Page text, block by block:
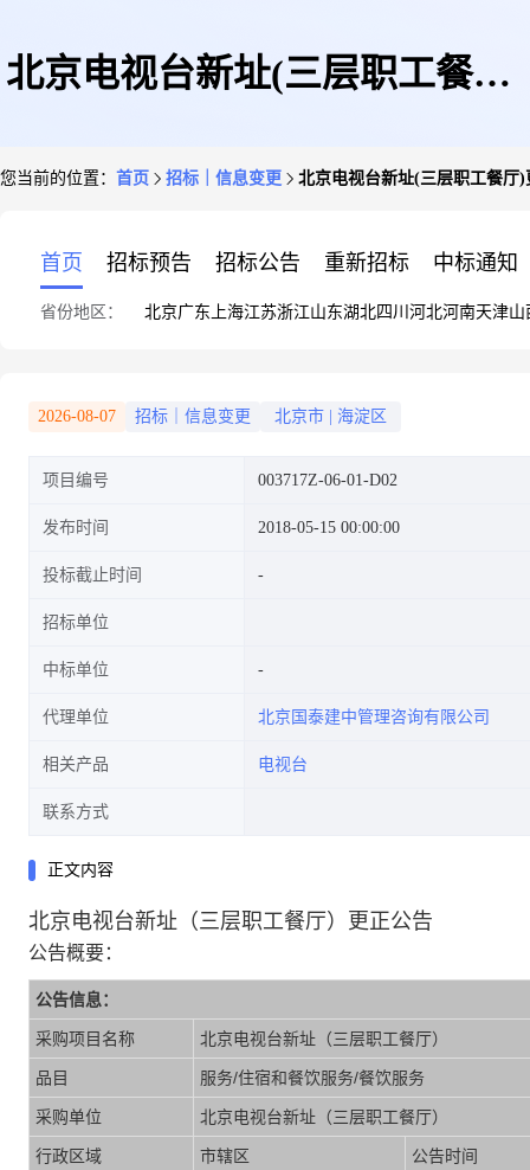
北京电视台新址(三层职工餐厅)
您当前的位置： 首页 招标｜信息变更 北京电视台新址(三层职工餐厅)
首页 招标预告 招标公告 重新招标 中标通知
省份地区： 北京广东 上海江苏浙江山东湖北四川 河北河南天津山
2026-08-07 招标｜信息变更 北京市 海淀区
项目编号 003717Z-06-01-D02
发布时间 2018-05-15 00:00:00
投标截止时间
招标单位
中标单位
代理单位 北京国泰建中管理咨询有限公司
相关产品 电视台
联系方式
正文内容
北京电视台新址（三层职工餐厅）更正公告
公告概要：
公告信息：
采购项目名称 北京电视台新址（三层职工餐厅）
品目 服务/住宿和餐饮服务/餐饮服务
采购单位 北京电视台新址（三层职工餐厅）
行政区域 市辖区 公告时间